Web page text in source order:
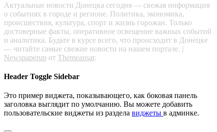
Актуальные новости Донецка сегодня — свежая информация
о событиях в городе и регионе. Политика, экономика,
происшествия, культура, спорт и жизнь горожан. Только
достоверные факты, оперативное освещение важных событий
и аналитика. Будьте в курсе всего, что происходит в Донецке
— читайте самые свежие новости на нашем портале. |
Newspaperup от Themeansar.
Header Toggle Sidebar
Это пример виджета, показывающего, как боковая панель
заголовка выглядит по умолчанию. Вы можете добавить
пользовательские виджеты из раздела виджеты в админке.